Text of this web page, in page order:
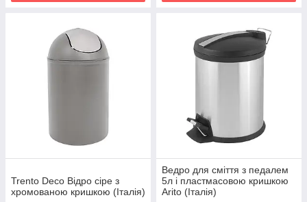
Trento Deco Відро сіре з
хромованою кришкою (Італія)
Ведро для сміття з педалем
5л і пластмасовою кришкою
Arito (Італія)